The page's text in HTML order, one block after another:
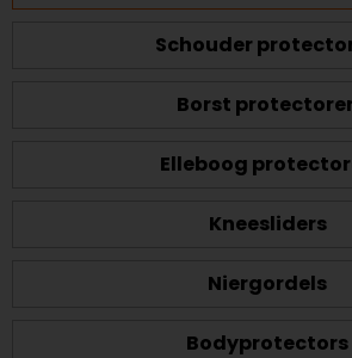
Schouder
Borst
Elleboog
Kneesliders
Niergordels
Bodyprotectors